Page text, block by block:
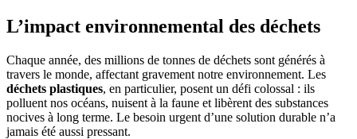
L’impact environnemental des déchets
Chaque année, des millions de tonnes de déchets sont générés à
travers le monde, affectant gravement notre environnement. Les
déchets plastiques, en particulier, posent un défi colossal : ils
polluent nos océans, nuisent à la faune et libèrent des substances
nocives à long terme. Le besoin urgent d’une solution durable n’a
jamais été aussi pressant.